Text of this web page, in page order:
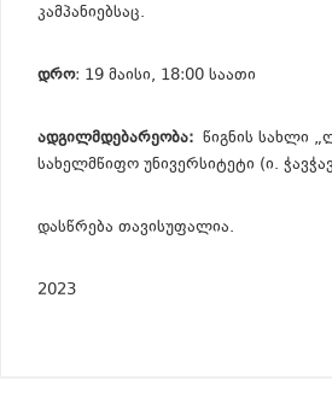
კამპანიებსაც.
დრო: 19 მაისი, 18:00 საათი
ადგილმდებარეობა: წიგნის სახლი
სახელმწიფო უნივერსიტეტი (ი.
დასწრება თავისუფალია.
2023